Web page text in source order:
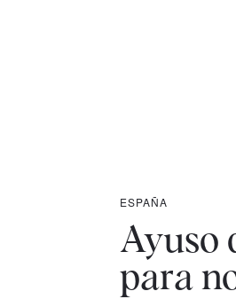
ESPAÑA
Ayuso
para